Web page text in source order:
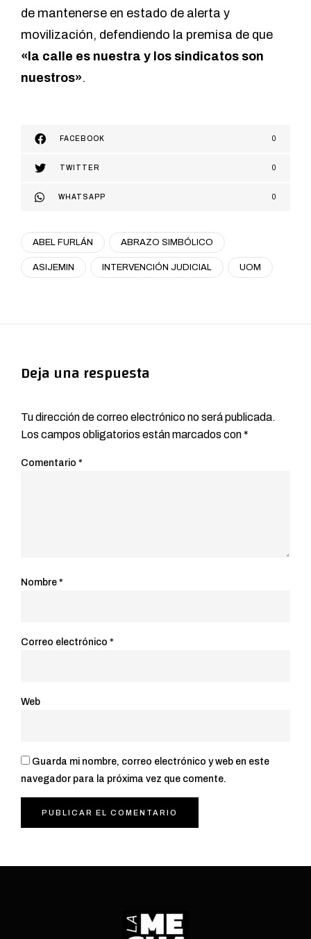
de mantenerse en estado de alerta y
movilización, defendiendo la premisa de que
«la calle es nuestra y los sindicatos son
nuestros».
FACEBOOK 0
TWITTER 0
WHATSAPP 0
ABEL FURLÁN ABRAZO SIMBÓLICO
ASIJEMIN INTERVENCIÓN JUDICIAL UOM
Deja una respuesta
Tu dirección de correo electrónico no será publicada.
Los campos obligatorios están marcados con*
Comentario *
Nombre *
Correo electrónico *
Web
Guarda mi nombre, correo electrónico y web en este
navegador para la próxima vez que comente.